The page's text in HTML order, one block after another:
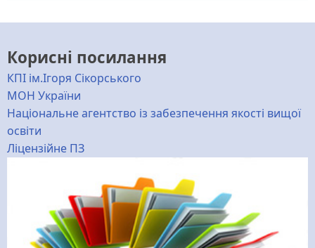
Корисні посилання
КПІ ім.Ігоря Сікорського
МОН України
Національне агентство із забезпечення якості вищої
освіти
Ліцензійне ПЗ